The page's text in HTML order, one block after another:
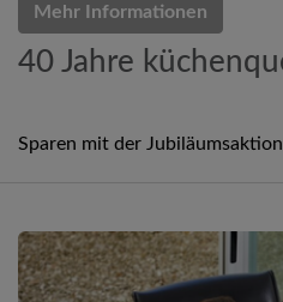
Mehr Informationen
40 Jahre
Sparen mit der